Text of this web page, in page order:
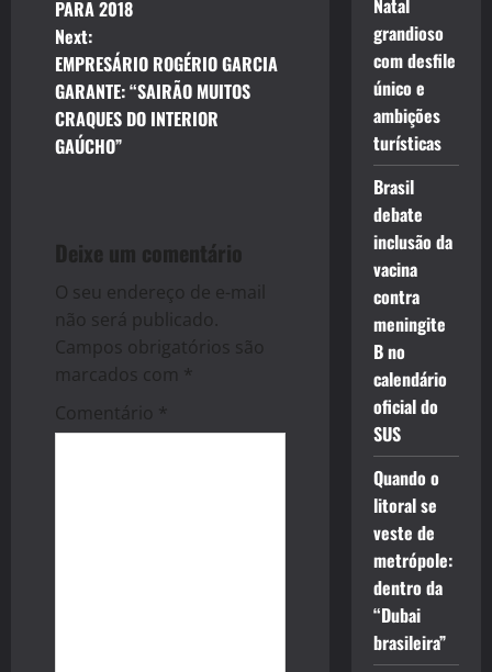
s
t
n
a
i
g
a
t
i
PARA 2018
Next:
EMPRESÁRIO ROGÉRIO GARCIA
GARANTE: “SAIRÃO MUITOS
CRAQUES DO INTERIOR
GAÚCHO”
Deixe um comentário
O seu endereço de e-mail
não será publicado.
Campos obrigatórios são
marcados com *
Comentário *
Natal
grandioso
com desfile
único e
ambições
turísticas
Brasil
debate
inclusão da
vacina
contra
meningite
B no
calendário
oficial do
SUS
Quando o
litoral se
veste de
metrópole:
dentro da
“Dubai
brasileira”